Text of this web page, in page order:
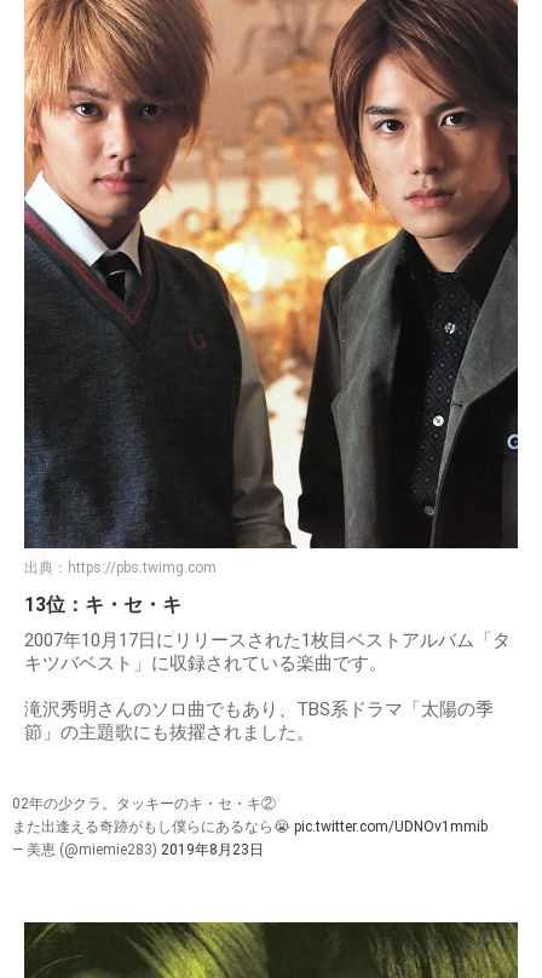
出典： https://pbs.twimg.com
13位：キ・セ・キ
2007年10月17日にリリースされた1枚目ベストアルバム「タ
キツバベスト」に収録されている楽曲です。
滝沢秀明さんのソロ曲でもあり、TBS系ドラマ「太陽の季
節」の主題歌にも抜擢されました。
02年の少クラ。タッキーのキ・セ・キ②
また出逢える奇跡がもし僕らにあるなら😭 pic.twitter.com/UDNOv1mmib
— 美恵 (@miemie283) 2019年8月23日